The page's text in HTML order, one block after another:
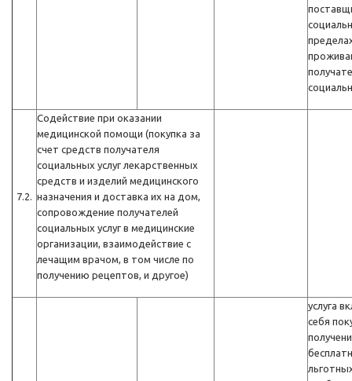
7.2.
Содействие при оказании
медицинской помощи (покупка за
счет средств получателя
социальных услуг лекарственных
средств и изделий медицинского
назначения и доставка их на дом,
сопровождение получателей
социальных услуг в медицинские
организации, взаимодействие с
лечащим врачом, в том числе по
получению рецептов, и другое)
услуга
себя